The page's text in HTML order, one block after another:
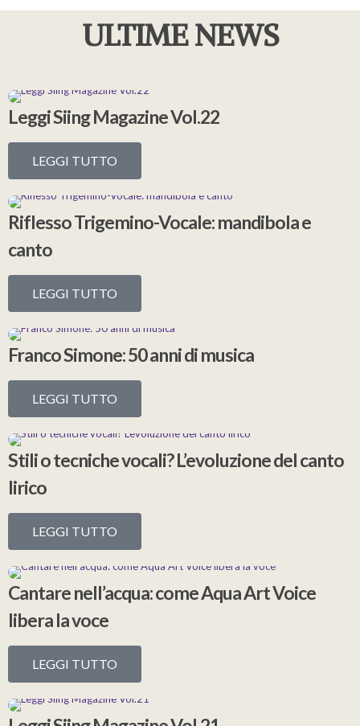
ULTIME NEWS
Leggi Siing Magazine Vol.22
LEGGI TUTTO
Riflesso Trigemino-Vocale: mandibola e
canto
LEGGI TUTTO
Franco Simone: 50 anni di musica
LEGGI TUTTO
Stili o tecniche vocali? L’evoluzione del canto
lirico
LEGGI TUTTO
Cantare nell’acqua: come Aqua Art Voice
libera la voce
LEGGI TUTTO